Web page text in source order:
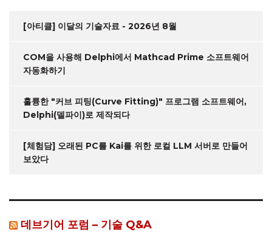
[아티클] 이달의 기술자료 - 2026년 8월
COM을 사용해 Delphi에서 Mathcad Prime 소프트웨어
자동화하기
훌륭한 "커브 피팅(Curve Fitting)" 프로그램 소프트웨어,
Delphi(델파이)로 제작되다
[체험담] 오래된 PC를 Kai를 위한 로컬 LLM 서버로 만들어
보았다
데브기어 포럼 – 기술 Q&A